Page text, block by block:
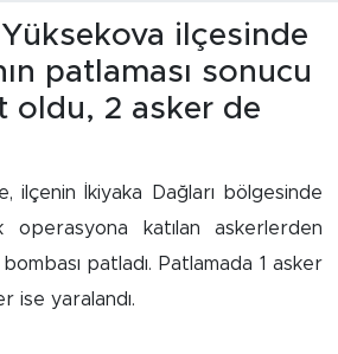
ilçesinde
patlaması sonucu
oldu, 2 asker de
ilçenin İkiyaka Dağları bölgesinde
operasyona katılan askerlerden
patladı. Patlamada 1 asker
ise yaralandı.